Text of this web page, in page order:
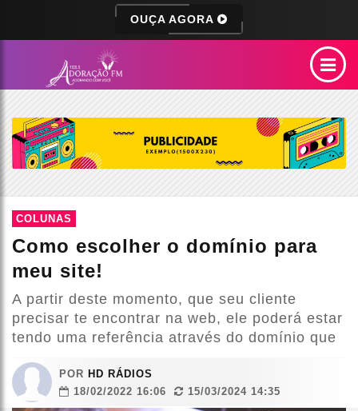
OUÇA AGORA
COLUNAS
Como escolher o domínio para
meu site!
A partir deste momento, que seu cliente
precisar te encontrar na web, ele poderá estar
tendo uma referência através do domínio que
POR HD RÁDIOS
18/02/2022 16:06
15/03/2024 14:35